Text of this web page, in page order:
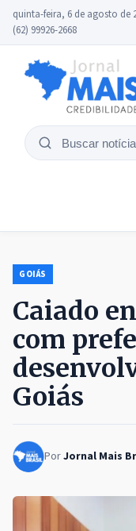
quinta-feira, 6 de agosto de
(62) 99926-2668
Buscar
GOIÁS
Caiado
com
Goiás
PorJornal Mais